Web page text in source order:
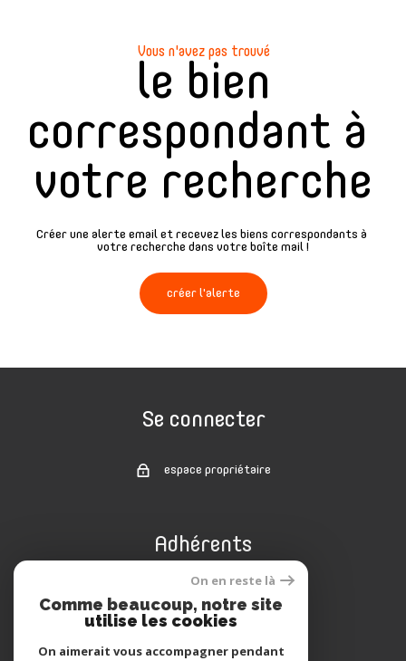
Vous n'avez pas trouvé
le bien
correspondant à
votre recherche
Créer une alerte email et recevez les biens correspondants à
votre recherche dans votre boîte mail !
créer l'alerte
Se connecter
espace propriétaire
Adhérents
On en reste là
Comme beaucoup, notre site
utilise les cookies
On aimerait vous accompagner pendant